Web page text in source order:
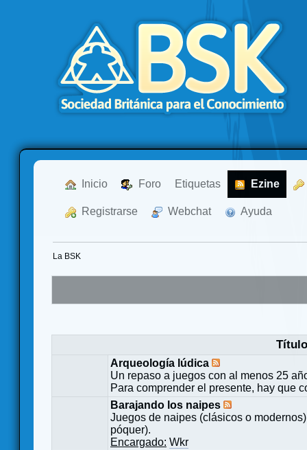
Inicio Foro Etiquetas Ezine
Registrarse Webchat Ayuda
La BSK
Título
Arqueología lúdica
Un repaso a juegos con al menos 25
Para comprender el presente, hay que
Barajando los naipes
Juegos de naipes (clásicos o
póquer).
Encargado: Wkr